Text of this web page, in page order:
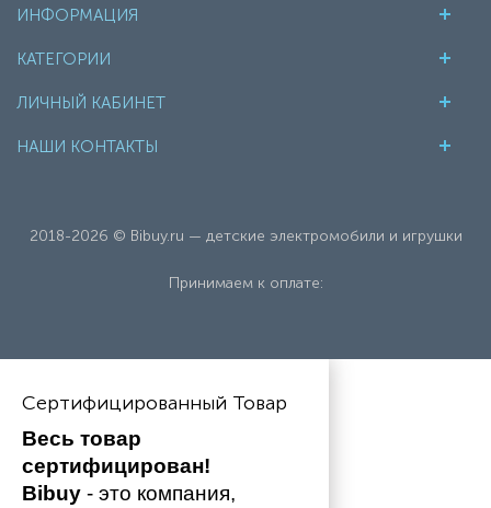
ИНФОРМАЦИЯ
КАТЕГОРИИ
ЛИЧНЫЙ КАБИНЕТ
НАШИ КОНТАКТЫ
2018-2026 © Bibuy.ru — детские электромобили и игрушки
Принимаем к оплате:
Сертифицированный Товар
Весь товар
сертифицирован!
Bibuy - это компания,